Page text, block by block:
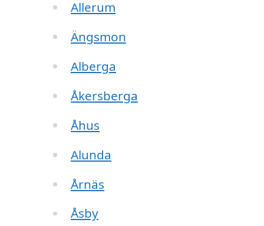
Allerum
Ängsmon
Alberga
Åkersberga
Åhus
Alunda
Årnäs
Åsby